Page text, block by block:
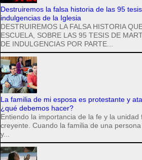
Destruiremos la falsa historia de las 95
indulgencias de la Iglesia
DESTRUIREMOS LA FALSA HISTORIA
ESCUELA, SOBRE LAS 95 TESIS DE
DE INDULGENCIAS POR PARTE...
La familia de mi esposa es protestante y
¿qué debemos hacer?
Entiendo la importancia de la fe y la unidad
creyente. Cuando la familia de una
y...